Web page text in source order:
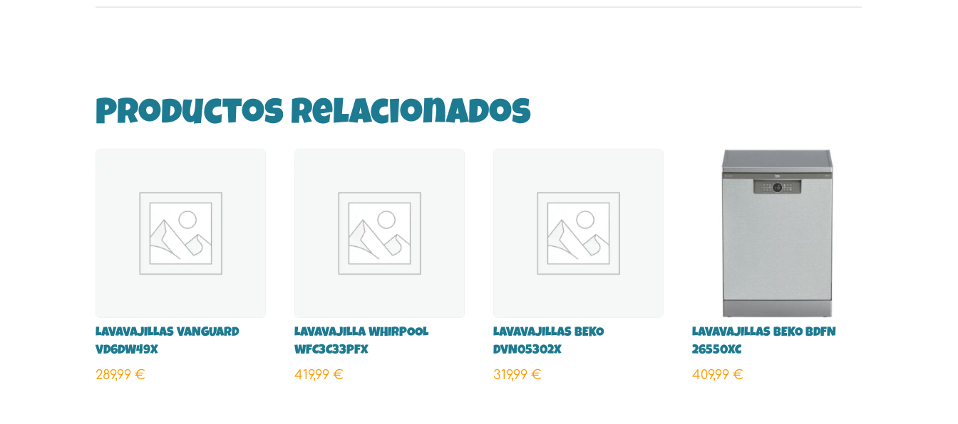
Productos relacionados
LAVAVAJILLAS VANGUARD
VD6DW49X
289,99€
LAVAVAJILLA WHIRPOOL
WFC3C33PFX
419,99€
LAVAVAJILLAS BEKO
DVN05302X
319,99€
LAVAVAJILLAS BEKO BDFN
26550XC
409,99€